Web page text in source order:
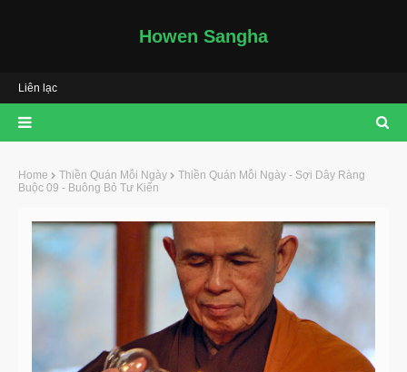
Howen Sangha
Liên lạc
Home Thiền Quán Mỗi Ngày
Thiền Quán Mỗi Ngày - Sợi Dây Ràng
Buộc 09 - Buông Bỏ Tư Kiến